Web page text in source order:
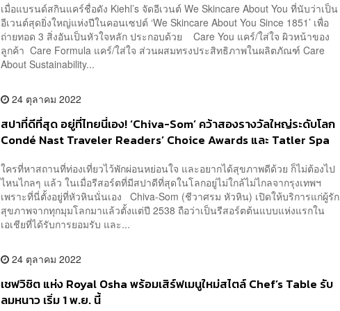
เมื่อแบรนด์สกินแคร์ชื่อดัง Kiehl’s จัดอีเวนต์ We Skincare About You ที่นับว่าเป็น
อีเวนต์สุดยิ่งใหญ่แห่งปีในคอนเซปต์ ‘We Skincare About You Since 1851’ เพื่อ
ถ่ายทอด 3 สิ่งอันเป็นหัวใจหลัก ประกอบด้วย Care You แคร์/ใส่ใจ ผิวหน้าของ
ลูกค้า Care Formula แคร์/ใส่ใจ ส่วนผสมทรงประสิทธิภาพในผลิตภัณฑ์ Care
About Sustainability...
24 ตุลาคม 2022
สปาที่ดีที่สุด อยู่ที่ไทยนี่เอง! ‘Chiva-Som’ คว้าสองรางวัลใหญ่ระดับโลก
Condé Nast Traveler Readers’ Choice Awards และ Tatler Spa
ใครที่หาสถานที่ท่องเที่ยวไว้พักผ่อนหย่อนใจ และอยากได้สุขภาพดีด้วย ก็ไม่ต้องไป
ไหนไกลๆ แล้ว ในเมื่อรีสอร์ตที่มีสปาดีที่สุดในโลกอยู่ไม่ใกล้ไม่ไกลจากรุงเทพฯ
เพราะที่นี่ตั้งอยู่ที่หัวหินนั่นเอง Chiva-Som (ชีวาศรม หัวหิน) เปิดให้บริการแก่ผู้รัก
สุขภาพจากทุกมุมโลกมาแล้วตั้งแต่ปี 2538 ถือว่าเป็นรีสอร์ตต้นแบบแห่งแรกใน
เอเชียที่ได้รับการยอมรับ และ...
24 ตุลาคม 2022
เชฟวิชิต แห่ง Royal Osha พร้อมเสิร์ฟเมนูใหม่สไตล์ Chef’s Table รับ
ลมหนาว เริ่ม 1 พ.ย. นี้